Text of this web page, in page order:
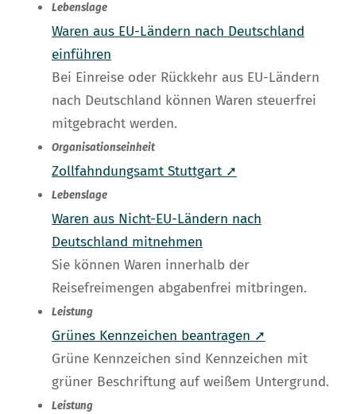
Lebenslage
Waren aus EU-Ländern nach Deutschland
einführen
Bei Einreise oder Rückkehr aus EU-Ländern
nach Deutschland können Waren steuerfrei
mitgebracht werden.
Organisationseinheit
Zollfahndungsamt Stuttgart ➚
Lebenslage
Waren aus Nicht-EU-Ländern nach
Deutschland mitnehmen
Sie können Waren innerhalb der
Reisefreimengen abgabenfrei mitbringen.
Leistung
Grünes Kennzeichen beantragen ➚
Grüne Kennzeichen sind Kennzeichen mit
grüner Beschriftung auf weißem Untergrund.
Leistung